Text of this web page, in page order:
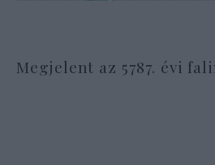
Megjelent az 5787. évi